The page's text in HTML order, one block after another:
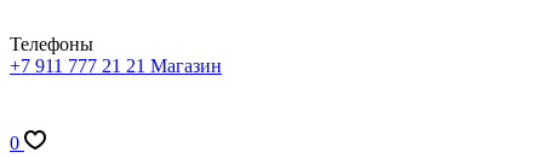
Телефоны
+7 911 777 21 21 Магазин
0